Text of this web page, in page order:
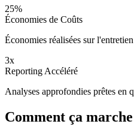
25%
Économies de Coûts
Économies réalisées sur
3x
Reporting Accéléré
Analyses approfondies prêtes en
Comment ça